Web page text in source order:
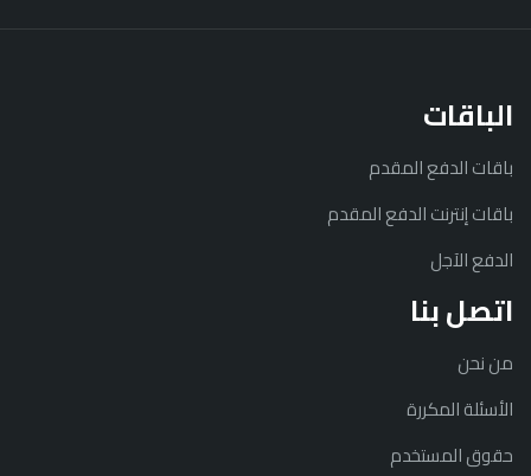
الباقات
باقات الدفع المقدم
باقات إنترنت الدفع المقدم
الدفع الآجل
اتصل بنا
من نحن
الأسئلة المكررة
حقوق المستخدم